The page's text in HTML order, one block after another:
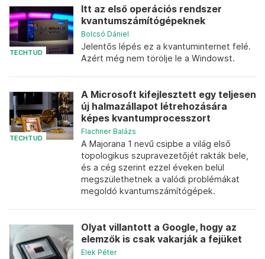
TECHTUD
Itt az első operációs rendszer
kvantumszámítógépeknek
Bolcsó Dániel
Jelentős lépés ez a kvantuminternet felé.
Azért még nem törölje le a Windowst.
TECHTUD
A Microsoft kifejlesztett egy teljesen
új halmazállapot létrehozására
képes kvantumprocesszort
Flachner Balázs
A Majorana 1 nevű csipbe a világ első
topologikus szupravezetőjét rakták bele,
és a cég szerint ezzel éveken belül
megszülethetnek a valódi problémákat
megoldó kvantumszámítógépek.
Olyat villantott a Google, hogy az
elemzők is csak vakarják a fejüket
Elek Péter